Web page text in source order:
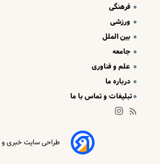
فرهنگی
ورزشی
بین الملل
جامعه
علم و فناوری
درباره ما
تبلیغات و تماس با ما
طراحی سایت خبری و